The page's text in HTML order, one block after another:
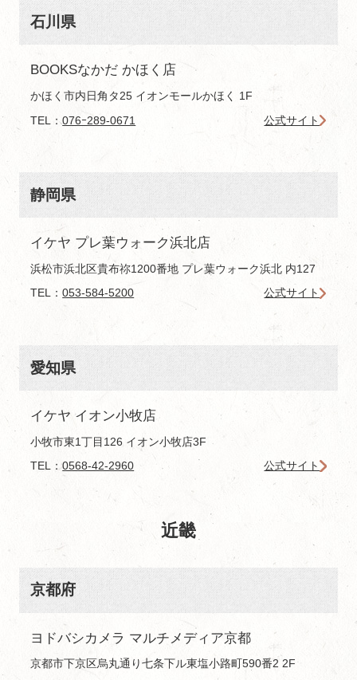
石川県
BOOKSなかだ かほく店
かほく市内日角タ25 イオンモールかほく 1F
TEL：076ｰ289-0671 公式サイト
静岡県
イケヤ プレ葉ウォーク浜北店
浜松市浜北区貴布祢1200番地 プレ葉ウォーク浜北 内127
TEL：053-584-5200 公式サイト
愛知県
イケヤ イオン小牧店
小牧市東1丁目126 イオン小牧店3F
TEL：0568-42-2960 公式サイト
近畿
京都府
ヨドバシカメラ マルチメディア京都
京都市下京区烏丸通り七条下ル東塩小路町590番2 2F